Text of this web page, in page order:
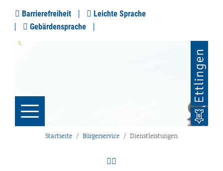
Barrierefreiheit
Leichte Sprache
Gebärdensprache
Startseite Bürgerservice Dienstleistungen